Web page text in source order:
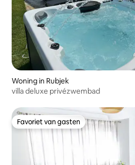
Woning in Rubjek
villa deluxe privézwembad
Favoriet van gasten
Favoriet van gasten